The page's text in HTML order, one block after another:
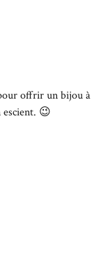
offrir un bijou à
😉